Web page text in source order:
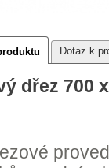
Dotaz k
dřez 700